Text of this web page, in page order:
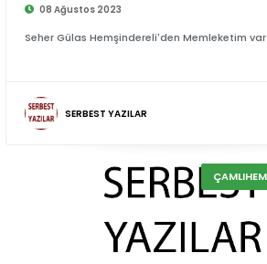
08 Ağustos 2023
Seher Gülas Hemşindereli'den Memleketim var
SERBEST YAZILAR